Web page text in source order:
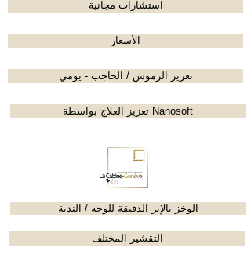
استشارات مجانية
الأسعار
تعزيز الرموش / الحاجب - يومي
تعزيز العلاج بواسطة Nanosoft
الوخز بالإبر الدقيقة للوجه / الندبة
التقشير المختلف